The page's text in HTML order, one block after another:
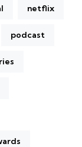
netflix
podcast